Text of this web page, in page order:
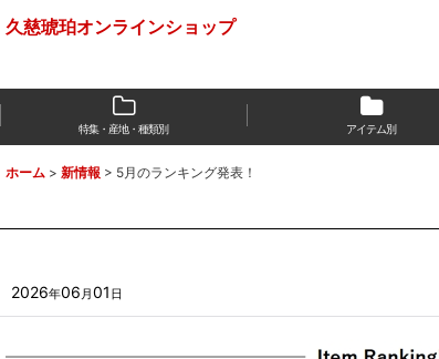
久慈琥珀オンラインショップ
特集・産地・種類別 アイテム別
ホーム > 新情報 > 5月のランキング発表！
2026年06 月01 日